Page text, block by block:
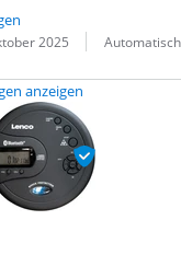
2025
anzeigen